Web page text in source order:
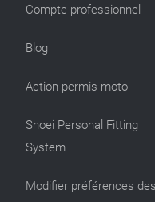
Compte professionnel
Blog
Action permis moto
Shoei Personal Fitting
System
Modifier préférences des